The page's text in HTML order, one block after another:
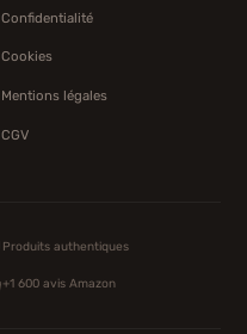
Confidentialité
Cookies
Mentions légales
CGV
Produits authentiques
+1 600 avis Amazon